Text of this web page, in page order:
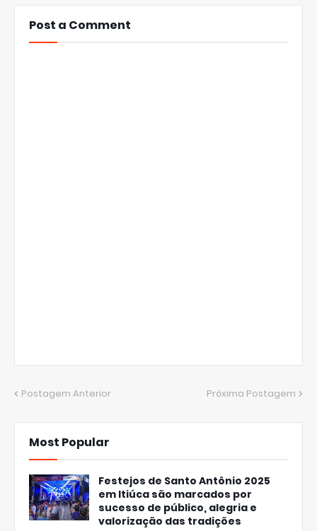
Post a Comment
Postagem Anterior Próxima Postagem
Most Popular
Festejos de Santo Antônio 2025
em Itiúca são marcados por
sucesso de público, alegria e
valorização das tradições